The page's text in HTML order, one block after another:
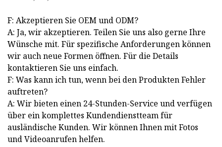
F: Akzeptieren Sie OEM und ODM?
A: Ja, wir akzeptieren. Teilen Sie uns also gerne Ihre
Wünsche mit. Für spezifische Anforderungen können
wir auch neue Formen öffnen. Für die Details
kontaktieren Sie uns einfach.
F: Was kann ich tun, wenn bei den Produkten Fehler
auftreten?
A: Wir bieten einen 24-Stunden-Service und verfügen
über ein komplettes Kundendienstteam für
ausländische Kunden. Wir können Ihnen mit Fotos
und Videoanrufen helfen.